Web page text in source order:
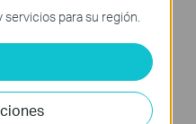
MAC en el
IP del router
para su región.